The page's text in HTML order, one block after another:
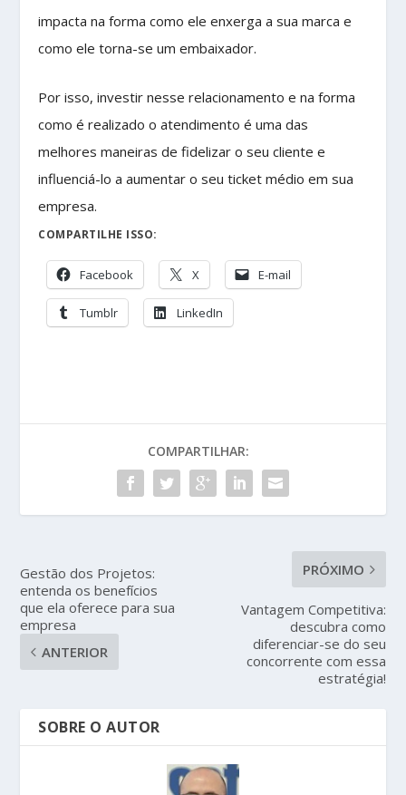
impacta na forma como ele enxerga a sua marca e
como ele torna-se um embaixador.
Por isso, investir nesse relacionamento e na forma
como é realizado o atendimento é uma das
melhores maneiras de fidelizar o seu cliente e
influenciá-lo a aumentar o seu ticket médio em sua
empresa.
COMPARTILHE ISSO:
Facebook X E-mail
Tumblr LinkedIn
COMPARTILHAR:
Gestão dos Projetos:
entenda os benefícios
que ela oferece para sua
empresa
ANTERIOR
PRÓXIMO
Vantagem Competitiva:
descubra como
diferenciar-se do seu
concorrente com essa
estratégia!
SOBRE O AUTOR